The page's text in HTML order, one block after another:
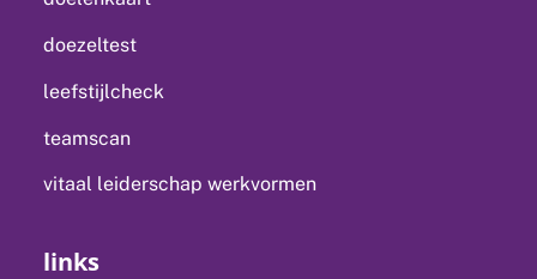
doezeltest
leefstijlcheck
teamscan
vitaal leiderschap werkvormen
links